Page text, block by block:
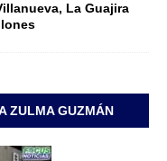
La Guajira
ZULMA GUZMÁN